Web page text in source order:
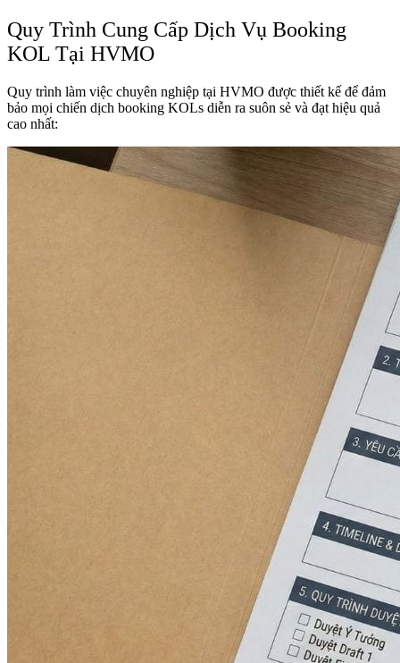
Quy Trình Cung Cấp Dịch Vụ Booking
KOL Tại HVMO
Quy trình làm việc chuyên nghiệp tại HVMO được thiết kế để đảm
bảo mọi chiến dịch booking KOLs diễn ra suôn sẻ và đạt hiệu quả
cao nhất: